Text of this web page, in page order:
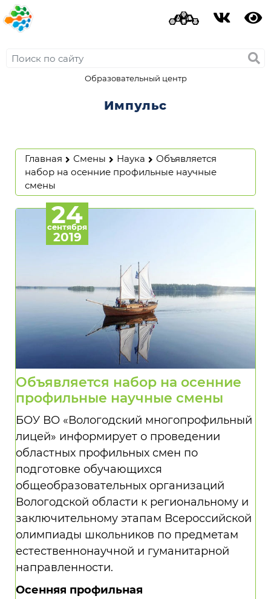
Образовательный центр
Импульс
Главная Смены Наука
Объявляется
набор на осенние профильные научные
смены
24
сентября
2019
Объявляется набор на осенние
профильные научные смены
БОУ ВО «Вологодский многопрофильный
лицей» информирует о проведении
областных профильных смен по
подготовке обучающихся
общеобразовательных организаций
Вологодской области к региональному и
заключительному этапам Всероссийской
олимпиады школьников по предметам
естественнонаучной и гуманитарной
направленности.
Осенняя профильная